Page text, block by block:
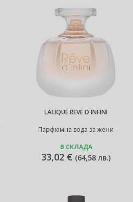
LALIQUE REVE D'INFINI
Парфюмна вода за жени
В СКЛАДА
33,02 € (64,58 лв.)